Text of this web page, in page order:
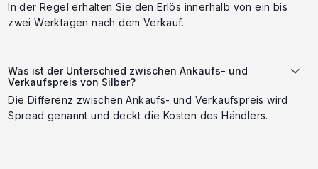
In der Regel erhalten Sie den Erlös innerhalb von ein bis
zwei Werktagen nach dem Verkauf.
Was ist der Unterschied zwischen Ankaufs- und
Verkaufspreis von Silber?
Die Differenz zwischen Ankaufs- und Verkaufspreis wird
Spread genannt und deckt die Kosten des Händlers.